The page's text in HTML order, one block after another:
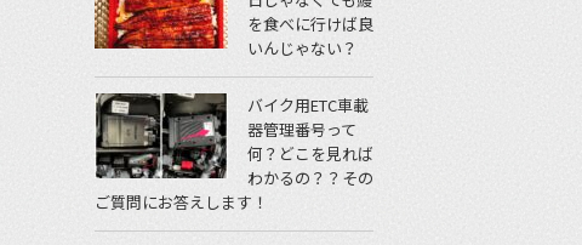
を食べに行けば良
いんじゃない？
バイク用ETC車載
器管理番号って
何？どこを見れば
わかるの？？その
ご質問にお答えします！